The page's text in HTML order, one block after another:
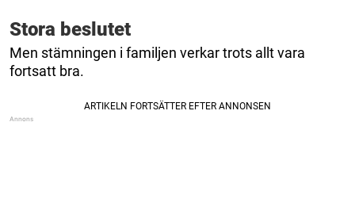
Stora beslutet
Men stämningen i familjen verkar trots allt vara
fortsatt bra.